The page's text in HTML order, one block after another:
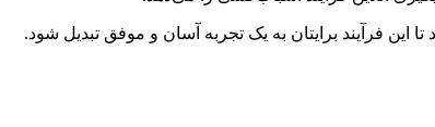
فرآیند برایتان به یک تجربه آسان و موفق تبدیل شود.